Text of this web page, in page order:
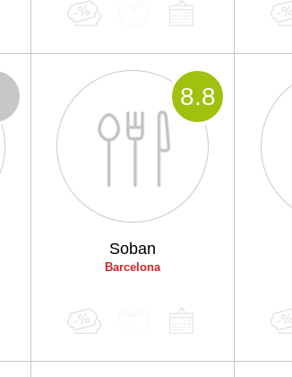
Soban
Barcelona
8.8